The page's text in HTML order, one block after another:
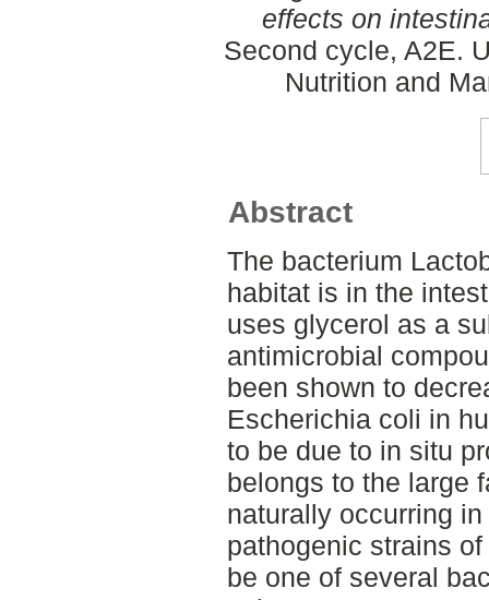
effects on
Second cycle, A2E.
Nutrition and
Abstract
The bacterium
habitat is in the
uses glycerol as a
antimicrobial
been shown to
Escherichia coli in
to be due to in situ
belongs to the large
naturally occurring
pathogenic strains
be one of several